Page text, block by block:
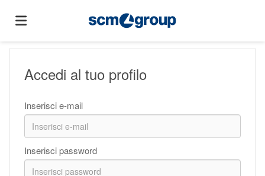
Offerte
diCarica
Accedi al tuo profilo
Inserisci e-mail
Inserisci password